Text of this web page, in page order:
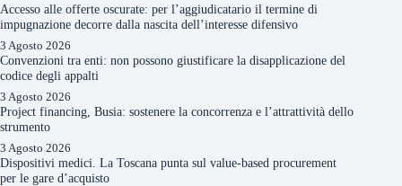
Accesso alle offerte oscurate: per l’aggiudicatario il termine di
impugnazione decorre dalla nascita dell’interesse difensivo
3 Agosto 2026
Convenzioni tra enti: non possono giustificare la disapplicazione del
codice degli appalti
3 Agosto 2026
Project financing, Busia: sostenere la concorrenza e l’attrattività dello
strumento
3 Agosto 2026
Dispositivi medici. La Toscana punta sul value-based procurement
per le gare d’acquisto